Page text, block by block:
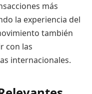
más
la experiencia del
también
con las
internacionales.